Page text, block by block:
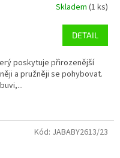
Skladem (1 ks)
DETAIL
poskytuje přirozenější
a pružněji se pohybovat.
Kód: JABABY2613/23